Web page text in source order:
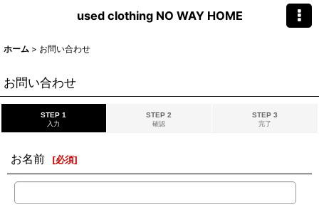
used clothing NO WAY HOME
ホーム > お問い合わせ
お問い合わせ
STEP 1
入力
STEP 2
確認
STEP 3
完了
お名前 [必須]